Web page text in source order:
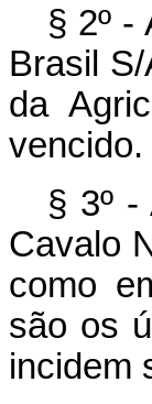
§ 2º -
Brasil
da
vencido.
§ 3º
Cavalo
como
são os
incidem